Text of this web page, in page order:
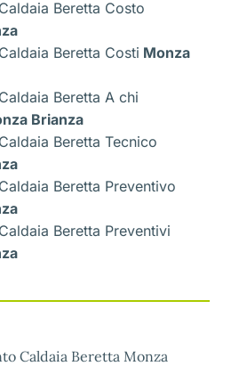
Beretta Costo
Beretta Costi Monza
Beretta A chi
Brianza
Beretta Tecnico
Beretta Preventivo
Beretta Preventivi
Caldaia Beretta Monza